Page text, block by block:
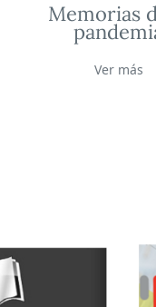
Memorias
Ver más